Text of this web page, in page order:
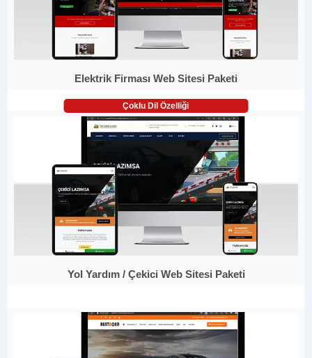
Elektrik Firması Web Sitesi Paketi
Çoklu Dil Özelliği
Yol Yardım / Çekici Web Sitesi Paketi